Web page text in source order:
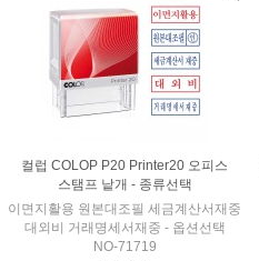
컬럽 COLOP P20 Printer20 오피스
스탬프 낱개 - 종류선택
이면지활용 원본대조필 세금계산서재중
대외비 거래명세서재중 - 옵션선택
NO-71719